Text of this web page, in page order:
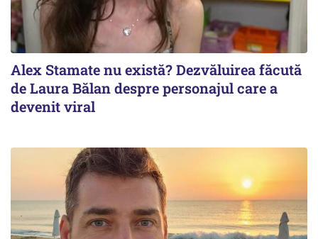
Alex Stamate nu există? Dezvăluirea făcută
de Laura Bălan despre personajul care a
devenit viral